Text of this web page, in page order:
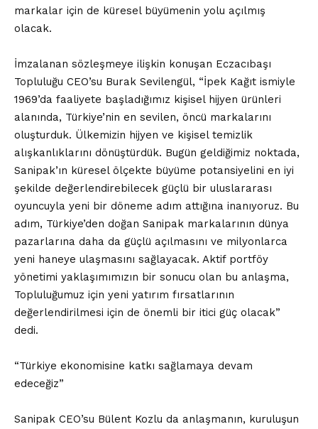
markalar için de küresel büyümenin yolu açılmış
olacak.
İmzalanan sözleşmeye ilişkin konuşan Eczacıbaşı
Topluluğu CEO’su Burak Sevilengül, “İpek Kağıt ismiyle
1969’da faaliyete başladığımız kişisel hijyen ürünleri
alanında, Türkiye’nin en sevilen, öncü markalarını
oluşturduk. Ülkemizin hijyen ve kişisel temizlik
alışkanlıklarını dönüştürdük. Bugün geldiğimiz noktada,
Sanipak’ın küresel ölçekte büyüme potansiyelini en iyi
şekilde değerlendirebilecek güçlü bir uluslararası
oyuncuyla yeni bir döneme adım attığına inanıyoruz. Bu
adım, Türkiye’den doğan Sanipak markalarının dünya
pazarlarına daha da güçlü açılmasını ve milyonlarca
yeni haneye ulaşmasını sağlayacak. Aktif portföy
yönetimi yaklaşımımızın bir sonucu olan bu anlaşma,
Topluluğumuz için yeni yatırım fırsatlarının
değerlendirilmesi için de önemli bir itici güç olacak”
dedi.
“Türkiye ekonomisine katkı sağlamaya devam
edeceğiz”
Sanipak CEO’su Bülent Kozlu da anlaşmanın, kuruluşun